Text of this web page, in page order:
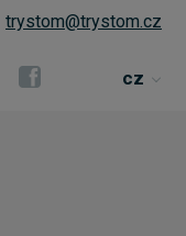
trystom@trystom.cz
cz